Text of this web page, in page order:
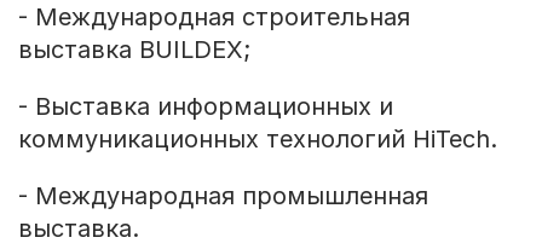
- Международная строительная
выставка BUILDEX;
- Выставка информационных и
коммуникационных технологий HiTech.
- Международная промышленная
выставка.